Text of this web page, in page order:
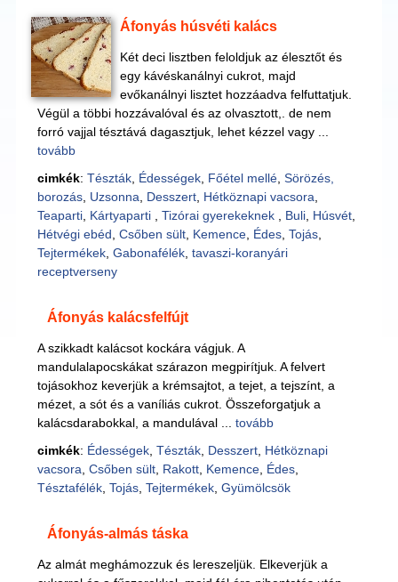
Áfonyás húsvéti kalács
Két deci lisztben feloldjuk az élesztőt és
egy kávéskanálnyi cukrot, majd
evőkanálnyi lisztet hozzáadva felfuttatjuk.
Végül a többi hozzávalóval és az olvasztott,. de nem
forró vajjal tésztává dagasztjuk, lehet kézzel vagy ...
tovább
cimkék: Tészták, Édességek, Főétel mellé, Sörözés,
borozás, Uzsonna Desszert, Hétköznapi vacsora
Teaparti, Kártyaparti Tizórai gyerekeknek Buli, Húsvét,
Hétvégi ebéd Csőben sült, Kemence, Édes, Tojás,
Tejtermékek, Gabonafélék, tavaszi-koranyári
receptverseny
Áfonyás kalácsfelfújt
A szikkadt kalácsot kockára vágjuk. A
mandulalapocskákat szárazon megpirítjuk. A felvert
tojásokhoz keverjük a krémsajtot, a tejet, a tejszínt, a
mézet, a sót és a vaníliás cukrot. Összeforgatjuk a
kalácsdarabokkal, a mandulával ... tovább
cimkék: Édességek, Tészták, Desszert, Hétköznapi
vacsora Csőben sült, Rakott, Kemence, Édes,
Tésztafélék, Tojás, Tejtermékek, Gyümölcsök
Áfonyás-almás táska
Az almát meghámozzuk és lereszeljük. Elkeverjük a